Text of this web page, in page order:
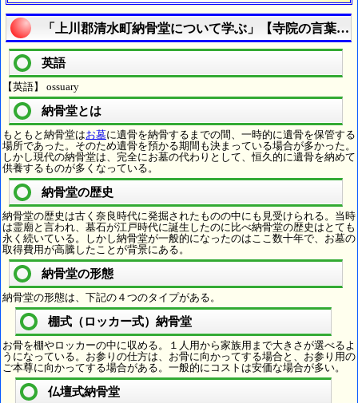
「上川郡清水町納骨堂について学ぶ」【寺院の言葉一
英語
【英語】 ossuary
納骨堂とは
もともと納骨堂はお墓に遺骨を納骨するまでの間、一時的に遺骨を保管する
場所であった。そのため遺骨を預かる期間も決まっている場合が多かった。
しかし現代の納骨堂は、完全にお墓の代わりとして、恒久的に遺骨を納めて
供養するものが多くなっている。
納骨堂の歴史
納骨堂の歴史は古く奈良時代に発掘されたものの中にも見受けられる。当時
は霊廟と言われ、墓石が江戸時代に誕生したのに比べ納骨堂の歴史はとても
永く続いている。しかし納骨堂が一般的になったのはここ数十年で、お墓の
取得費用が高騰したことが背景にある。
納骨堂の形態
納骨堂の形態は、下記の４つのタイプがある。
棚式（ロッカー式）納骨堂
お骨を棚やロッカーの中に収める。１人用から家族用まで大きさが選べるよ
うになっている。お参りの仕方は、お骨に向かってする場合と、お参り用の
ご本尊に向かってする場合がある。一般的にコストは安価な場合が多い。
仏壇式納骨堂